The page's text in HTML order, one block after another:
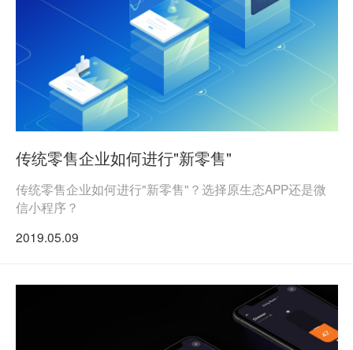
传统零售企业如何进行"新零售"
传统零售企业如何进行"新零售"？选择原生态APP还是微
信小程序？
2019.05.09